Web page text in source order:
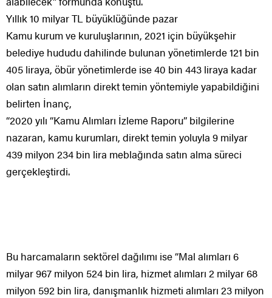
Yıllık 10 milyar TL büyüklüğünde pazar
Kamu kurum ve kuruluşlarının, 2021 için büyükşehir
belediye hududu dahilinde bulunan yönetimlerde 121 bin
405 liraya, öbür yönetimlerde ise 40 bin 443 liraya kadar
olan satın alımların direkt temin yöntemiyle yapabildiğini
belirten İnanç,
“2020 yılı “Kamu Alımları İzleme Raporu” bilgilerine
nazaran, kamu kurumları, direkt temin yoluyla 9 milyar
439 milyon 234 bin lira meblağında satın alma süreci
gerçekleştirdi.
Bu harcamaların sektörel dağılımı ise “Mal alımları 6
milyar 967 milyon 524 bin lira, hizmet alımları 2 milyar 68
milyon 592 bin lira, danışmanlık hizmeti alımları 23 milyon